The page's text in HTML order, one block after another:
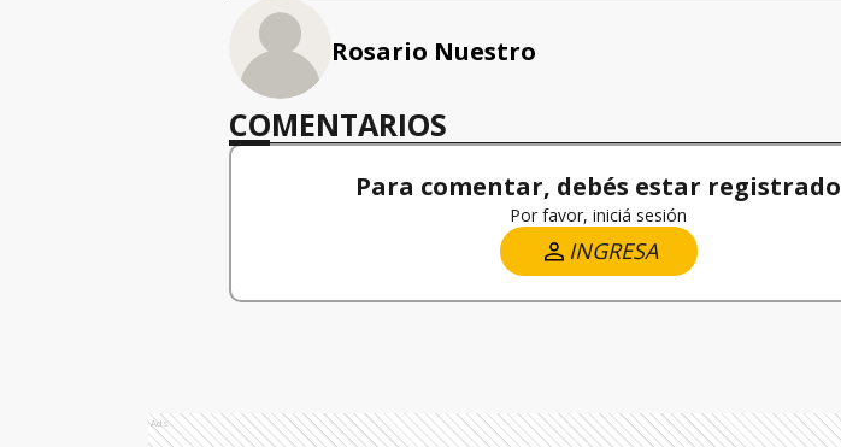
Rosario Nuestro
COMENTARIOS
Para comentar, debés estar registrado
Por favor, iniciá sesión
INGRESA
Ads